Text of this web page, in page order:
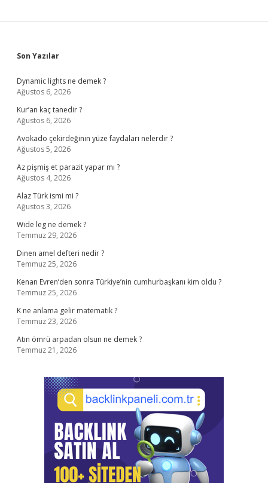
Sidebar
Son Yazılar
Dynamic lights ne demek ?
Ağustos 6, 2026
Kur’an kaç tanedir ?
Ağustos 6, 2026
Avokado çekirdeğinin yüze faydaları nelerdir ?
Ağustos 5, 2026
Az pişmiş et parazit yapar mı ?
Ağustos 4, 2026
Alaz Türk ismi mi ?
Ağustos 3, 2026
Wıde leg ne demek ?
Temmuz 29, 2026
Dinen amel defteri nedir ?
Temmuz 25, 2026
Kenan Evren’den sonra Türkiye’nin cumhurbaşkanı kim oldu ?
Temmuz 25, 2026
K ne anlama gelir matematik ?
Temmuz 23, 2026
Atın ömrü arpadan olsun ne demek ?
Temmuz 21, 2026